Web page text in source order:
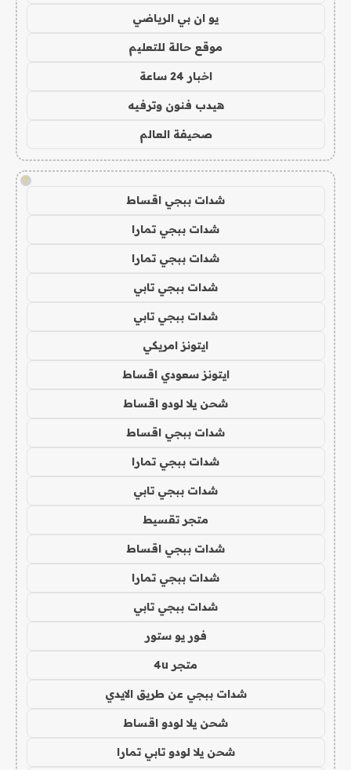
يو ان بي الرياضي
موقع حالة للتعليم
اخبار 24 ساعة
هيدب فنون وترفيه
صحيفة العالم
!
شدات ببجي اقساط
شدات ببجي تمارا
شدات ببجي تمارا
شدات ببجي تابي
شدات ببجي تابي
ايتونز امريكي
ايتونز سعودي اقساط
شحن يلا لودو اقساط
شدات ببجي اقساط
شدات ببجي تمارا
شدات ببجي تابي
متجر تقسيط
شدات ببجي اقساط
شدات ببجي تمارا
شدات ببجي تابي
فور يو ستور
متجر 4u
شدات ببجي عن طريق الايدي
شحن يلا لودو اقساط
شحن يلا لودو تابي تمارا